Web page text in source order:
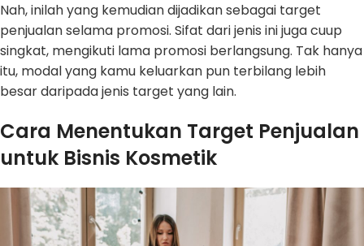
Nah, inilah yang kemudian dijadikan sebagai target
penjualan selama promosi. Sifat dari jenis ini juga cuup
singkat, mengikuti lama promosi berlangsung. Tak hanya
itu, modal yang kamu keluarkan pun terbilang lebih
besar daripada jenis target yang lain.
Cara Menentukan Target Penjualan
untuk Bisnis Kosmetik